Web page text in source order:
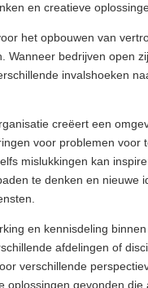
en creatieve
het opbouwen van
Wanneer bedrijven open
invalshoeken
creëert een
voor problemen voor
mislukkingen kan
te denken en nieuwe
en kennisdeling
afdelingen of
verschillende
oplossingen gevonden